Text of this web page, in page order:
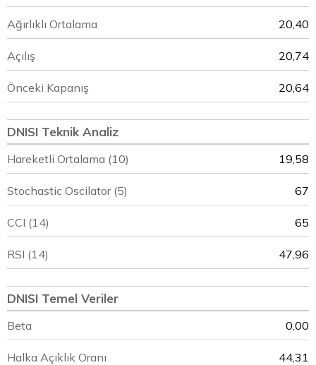
Ağırlıklı Ortalama 20,40
Açılış 20,74
Önceki Kapanış 20,64
DNISI Teknik Analiz
Hareketli Ortalama (10) 19,58
Stochastic Oscilator (5) 67
CCI (14) 65
RSI (14) 47,96
DNISI Temel Veriler
Beta 0,00
Halka Açıklık Oranı 44,31